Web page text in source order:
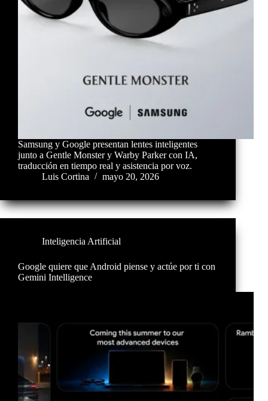
Samsung y Google presentan lentes inteligentes
junto a Gentle Monster y Warby Parker con IA,
traducción en tiempo real y asistencia por voz.
Luis Cortina
mayo 20, 2026
Inteligencia Artificial
Google quiere que Android piense y actúe por ti con
Gemini Intelligence